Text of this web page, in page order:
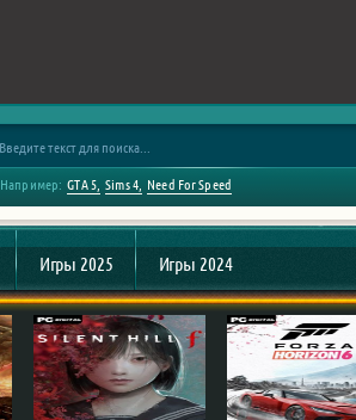
Например: GTA 5 Sims 4 Need For Speed
Игры 2025 Игры 2024